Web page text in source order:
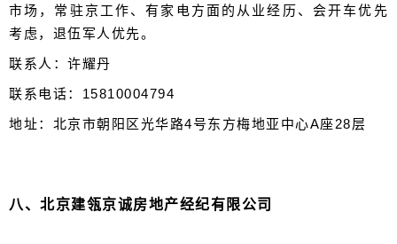
市场，常驻京工作、有家电方面的从业经历、会开车优先
考虑，退伍军人优先。
联系人：许耀丹
联系电话：15810004794
地址：北京市朝阳区光华路4号东方梅地亚中心A座28层
八、北京建瓴京诚房地产经纪有限公司